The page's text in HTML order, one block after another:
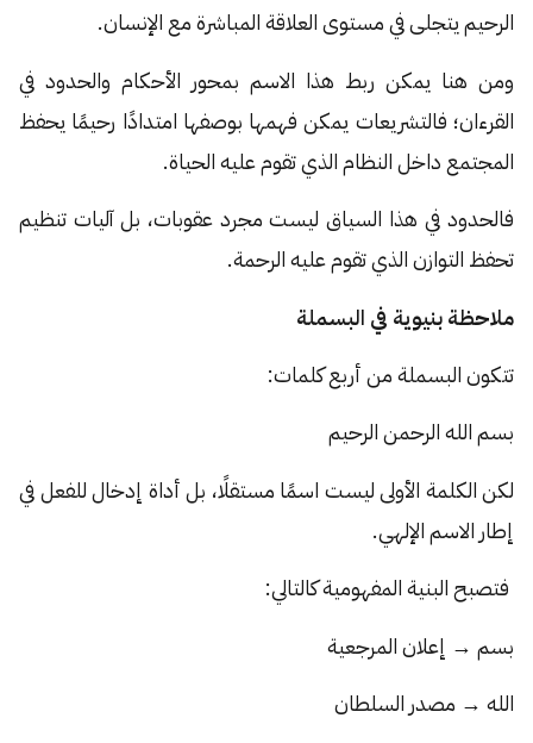
الرحيم يتجلى في مستوى العلاقة المباشرة مع الإنسان.
ومن هنا يمكن ربط هذا الاسم بمحور الأحكام والحدود في
القرءان؛ فالتشريعات يمكن فهمها بوصفها امتدادًا رحيمًا يحفظ
المجتمع داخل النظام الذي تقوم عليه الحياة.
فالحدود في هذا السياق ليست مجرد عقوبات، بل آليات تنظيم
تحفظ التوازن الذي تقوم عليه الرحمة.
ملاحظة بنيوية في البسملة
تتكون البسملة من أربع كلمات:
بسم الله الرحمن الرحيم
لكن الكلمة الأولى ليست اسمًا مستقلًا، بل أداة إدخال للفعل في
إطار الاسم الإلهي.
فتصبح البنية المفهومية كالتالي:
بسم → إعلان المرجعية
الله → مصدر السلطان